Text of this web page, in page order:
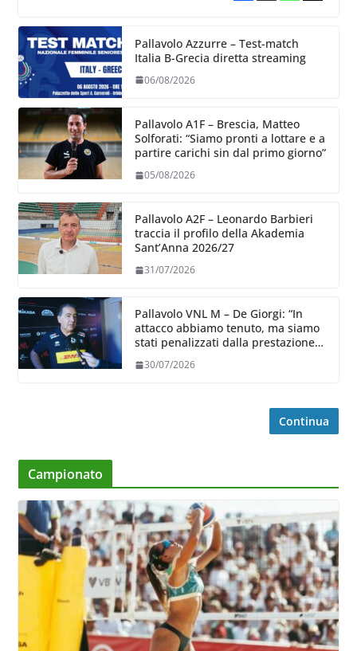
Pallavolo Azzurre – Test-match
Italia B-Grecia diretta streaming
06/08/2026
Pallavolo A1F – Brescia, Matteo
Solforati: “Siamo pronti a lottare e a
partire carichi sin dal primo giorno”
05/08/2026
Pallavolo A2F – Leonardo Barbieri
traccia il profilo della Akademia
Sant’Anna 2026/27
31/07/2026
Pallavolo VNL M – De Giorgi: “In
attacco abbiamo tenuto, ma siamo
stati penalizzati dalla prestazione
30/07/2026
Continua
Campionato